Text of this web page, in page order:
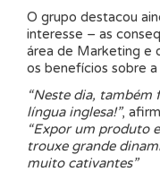
O grupo destacou
interesse – as
área de Marketing e
os benefícios sobre
“Neste dia, também
língua inglesa!”,
“Expor um produto
trouxe grande
muito cativantes”